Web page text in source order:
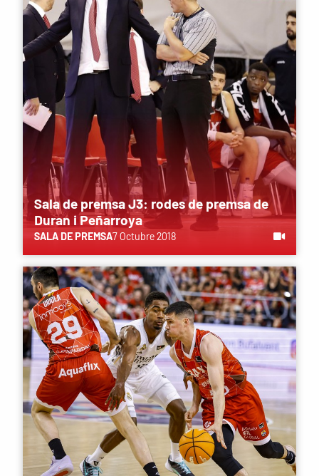
Sala de premsa J3: rodes de premsa de
Duran i Peñarroya
SALA DE PREMSA7 Octubre 2018